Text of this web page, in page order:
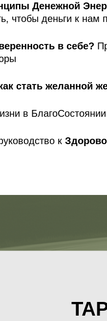
Денежной
чтобы деньги к нам
в себе?
стать желанной
в БлагоСостоянии
к